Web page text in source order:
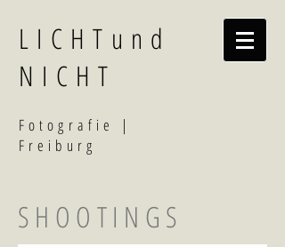
LICHTund
NICHT
Fotografi e |
Freiburg
SHOOTINGS